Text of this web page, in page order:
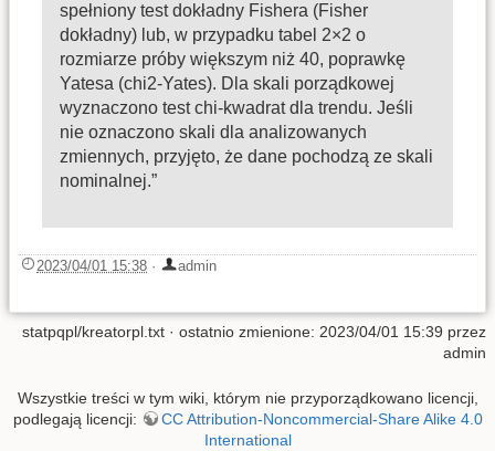
spełniony test dokładny Fishera (Fisher
dokładny) lub, w przypadku tabel 2×2 o
rozmiarze próby większym niż 40, poprawkę
Yatesa (chi2-Yates). Dla skali porządkowej
wyznaczono test chi-kwadrat dla trendu. Jeśli
nie oznaczono skali dla analizowanych
zmiennych, przyjęto, że dane pochodzą ze skali
nominalnej.”
2023/04/01 15:38 · admin
statpqpl/kreatorpl.txt · ostatnio zmienione: 2023/04/01 15:39 przez
admin
Wszystkie treści w tym wiki, którym nie przyporządkowano licencji,
podlegają licencji:
CC Attribution-Noncommercial-Share Alike 4.0
International